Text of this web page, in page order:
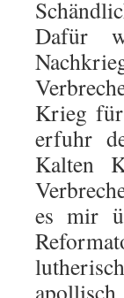
Dafür
Krieg für
erfuhr
Kalten
es mir